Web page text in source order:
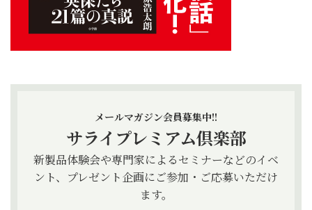
メールマガジン会員募集中!!
サライプレミアム倶楽部
新製品体験会や専門家によるセミナーなどのイベ
ント、プレゼント企画にご参加・ご応募いただけ
ます。